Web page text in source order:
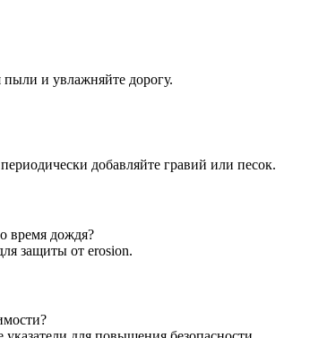
и увлажняйте дорогу.
добавляйте гравий или песок.
время дождя?
защиты от erosion.